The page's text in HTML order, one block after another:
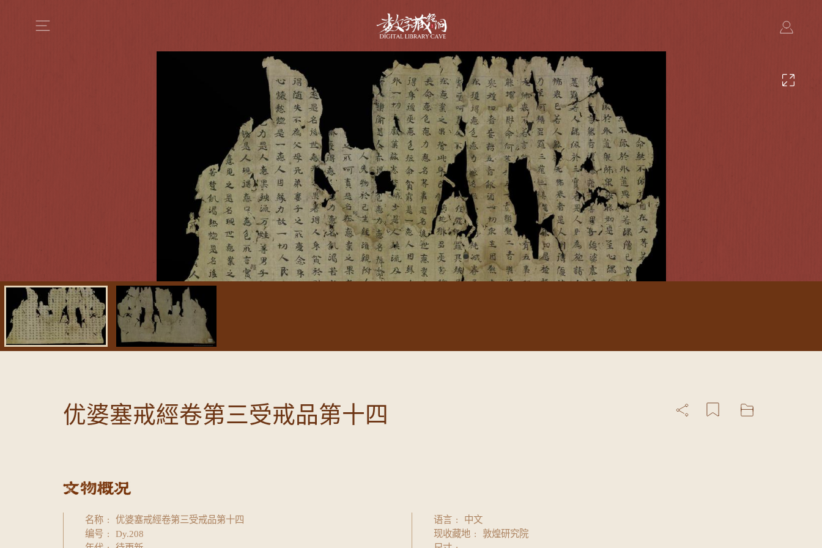
优婆塞戒經卷第三受戒品第十四
名称
优婆塞戒經卷第三受戒品第十四
编号
Dy.208
语言
中文
现收藏地
敦煌研究院